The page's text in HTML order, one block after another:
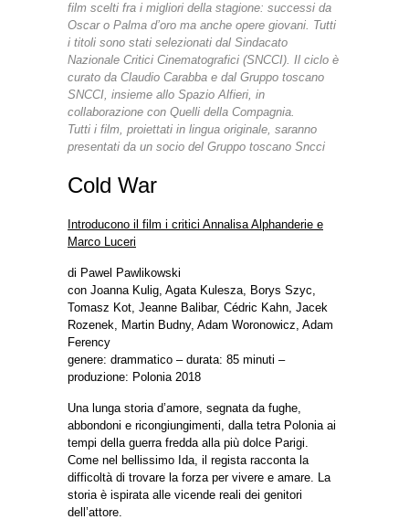
film scelti fra i migliori della stagione: successi da
Oscar o Palma d’oro ma anche opere giovani. Tutti
i titoli sono stati selezionati dal Sindacato
Nazionale Critici Cinematografici (SNCCI). Il ciclo è
curato da Claudio Carabba e dal Gruppo toscano
SNCCI, insieme allo Spazio Alfieri, in
collaborazione con Quelli della Compagnia.
Tutti i film, proiettati in lingua originale, saranno
presentati da un socio del Gruppo toscano Sncci
Cold War
Introducono il film i critici Annalisa Alphanderie e
Marco Luceri
di Pawel Pawlikowski
con Joanna Kulig, Agata Kulesza, Borys Szyc,
Tomasz Kot, Jeanne Balibar, Cédric Kahn, Jacek
Rozenek, Martin Budny, Adam Woronowicz, Adam
Ferency
genere: drammatico – durata: 85 minuti –
produzione: Polonia 2018
Una lunga storia d’amore, segnata da fughe,
abbondoni e ricongiungimenti, dalla tetra Polonia ai
tempi della guerra fredda alla più dolce Parigi.
Come nel bellissimo Ida, il regista racconta la
difficoltà di trovare la forza per vivere e amare. La
storia è ispirata alle vicende reali dei genitori
dell’attore.